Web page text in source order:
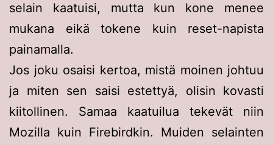
selain kaatuisi, mutta kun kone menee
mukana eikä tokene kuin reset-napista
painamalla.
Jos joku osaisi kertoa, mistä moinen johtuu
ja miten sen saisi estettyä, olisin kovasti
kiitollinen. Samaa kaatuilua tekevät niin
Mozilla kuin Firebirdkin. Muiden selainten